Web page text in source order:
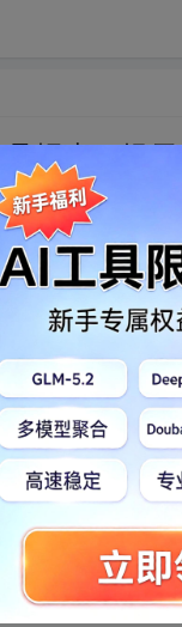
报表，提示
近刚升级水晶报
表问题依旧，请
转发到动态 举报